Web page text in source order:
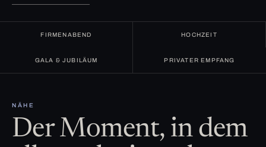
FIRMENABEND HOCHZEIT
GALA & JUBILÄUM PRIVATER EMPFANG
NÄHE
Der Moment, in dem